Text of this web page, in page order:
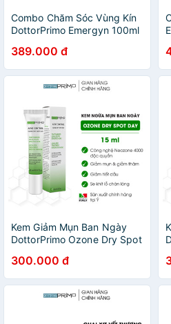
Combo Chăm Sóc Vùng Kín
DottorPrimo Emergyn 100ml
Giảm Nấm Ngứa & Viêm
Nhiễm Vùng Kín
389.000 đ
Kem Giảm Mụn Ban Ngày
DottorPrimo Ozone Dry Spot
Thâm Do Mụn, Làm Đều Màu
Da
300.000 đ